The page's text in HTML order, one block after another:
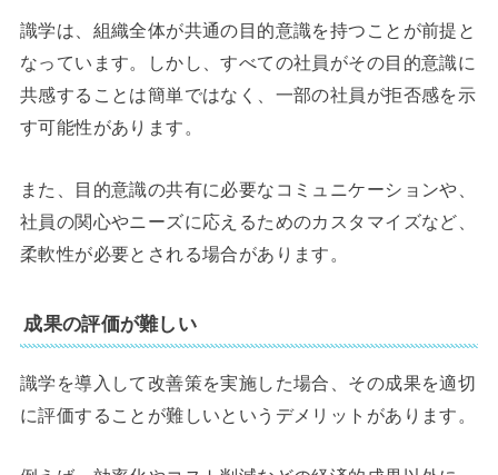
識学は、組織全体が共通の目的意識を持つことが前提と
なっています。しかし、すべての社員がその目的意識に
共感することは簡単ではなく、一部の社員が拒否感を示
す可能性があります。
また、目的意識の共有に必要なコミュニケーションや、
社員の関心やニーズに応えるためのカスタマイズなど、
柔軟性が必要とされる場合があります。
成果の評価が難しい
識学を導入して改善策を実施した場合、その成果を適切
に評価することが難しいというデメリットがあります。